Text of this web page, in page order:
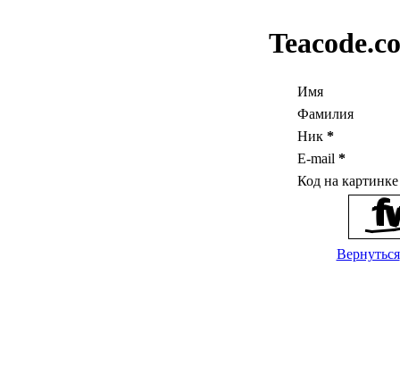
Имя
Фамилия
Ник *
E-mail *
Код на
Вернуться